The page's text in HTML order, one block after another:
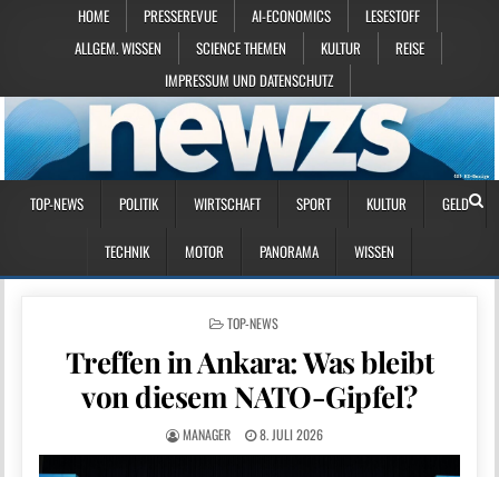
HOME PRESSEREVUE AI-ECONOMICS
LESESTOFF
ALLGEM. WISSEN
SCIENCE THEMEN KULTUR
REISE
IMPRESSUM UND DATENSCHUTZ
TOP-NEWS POLITIK WIRTSCHAFT SPORT KULTUR GELD
TECHNIK MOTOR PANORAMA WISSEN
POSTED IN
TOP-NEWS
Treffen in Ankara: Was bleibt
von diesem NATO-Gipfel?
MANAGER 8. JULI 2026